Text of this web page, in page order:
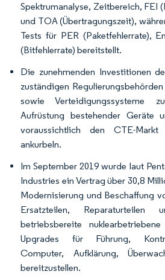
Spektrumanalyse, Zeitbereich, FEI
und TOA (Übertragungszeit),
Tests für PER (Paketfehlerrate),
(Bitfehlerrate) bereitstellt.
Die zunehmenden Investitionen
zuständigen
sowie Verteidigungssysteme
Aufrüstung bestehender Geräte
voraussichtlich den CTE-Markt
ankurbeln.
Im September 2019 wurde laut
Industries ein Vertrag über 30,8
Modernisierung und Beschaffung
Ersatzteilen, Reparaturteilen
betriebsbereite
Upgrades für Führung,
Computer, Aufklärung,
bereitzustellen.